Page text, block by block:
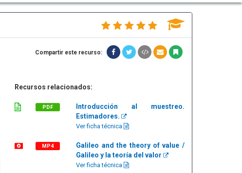
Compartir este recurso:
Recursos relacionados:
PDF
Introducción al muestreo.
Estimadores.
Ver ficha técnica
MP4
Galileo and the theory of value /
Galileo y la teoría del valor
Ver ficha técnica